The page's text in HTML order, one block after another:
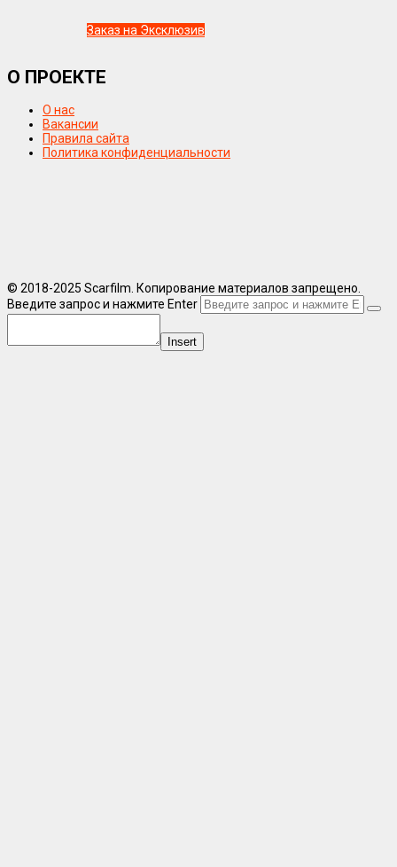
Заказ на Эксклюзив
О ПРОЕКТЕ
О нас
Вакансии
Правила сайта
Политика конфиденциальности
© 2018-2025 Scarfilm. Копирование материалов запрещено.
Введите запрос и нажмите Enter
Insert